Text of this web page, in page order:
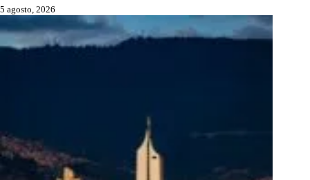
5 agosto, 2026